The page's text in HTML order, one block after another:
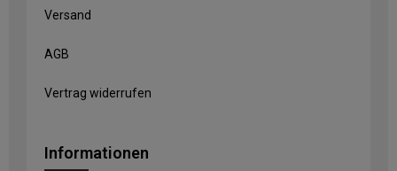
Versand
AGB
Vertrag widerrufen
Informationen